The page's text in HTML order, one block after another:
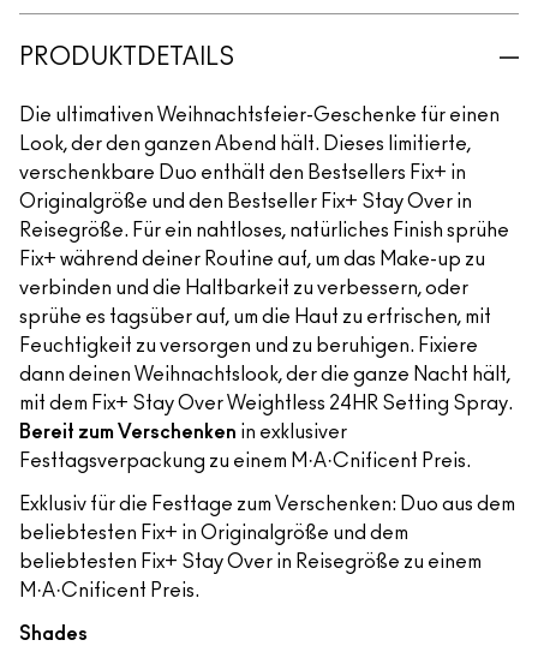
PRODUKTDETAILS
Die ultimativen Weihnachtsfeier-Geschenke für einen
Look, der den ganzen Abend hält. Dieses limitierte,
verschenkbare Duo enthält den Bestsellers Fix+ in
Originalgröße und den Bestseller Fix+ Stay Over in
Reisegröße. Für ein nahtloses, natürliches Finish sprühe
Fix+ während deiner Routine auf, um das Make-up zu
verbinden und die Haltbarkeit zu verbessern, oder
sprühe es tagsüber auf, um die Haut zu erfrischen, mit
Feuchtigkeit zu versorgen und zu beruhigen. Fixiere
dann deinen Weihnachtslook, der die ganze Nacht hält,
mit dem Fix+ Stay Over Weightless 24HR Setting Spray.
Bereit zum Verschenken in exklusiver
Festtagsverpackung zu einem M·A·Cnificent Preis.
Exklusiv für die Festtage zum Verschenken: Duo aus dem
beliebtesten Fix+ in Originalgröße und dem
beliebtesten Fix+ Stay Over in Reisegröße zu einem
M·A·Cnificent Preis.
Shades